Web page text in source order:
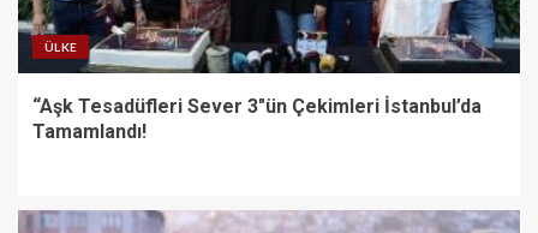
ÜLKE
“Aşk Tesadüfleri Sever 3″ün Çekimleri İstanbul’da
Tamamlandı!